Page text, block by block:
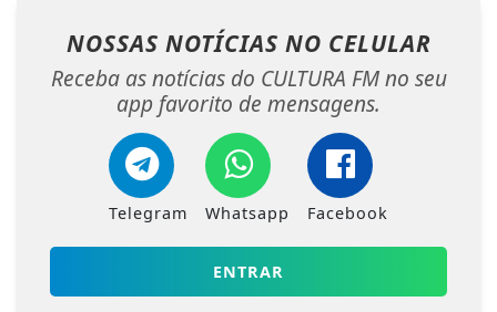
NOSSAS NOTÍCIAS NO CELULAR
Receba as notícias do CULTURA FM no seu
app favorito de mensagens.
Telegram Whatsapp Facebook
ENTRAR